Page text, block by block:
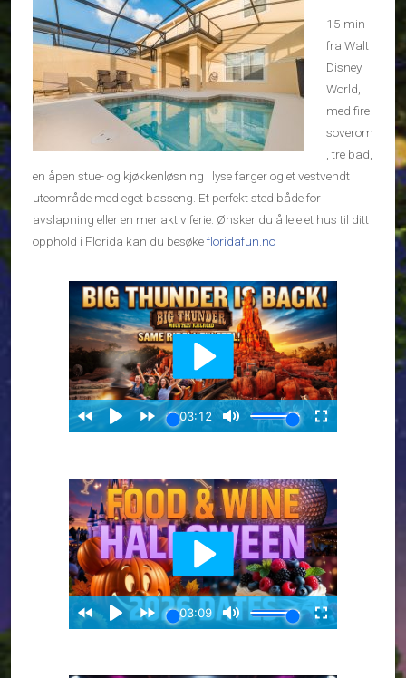
15 min
fra Walt
Disney
World,
med fire
soverom
, tre bad,
en åpen stue- og kjøkkenløsning i lyse farger og et vestvendt
uteområde med eget basseng. Et perfekt sted både for
avslapning eller en mer aktiv ferie. Ønsker du å leie et hus til ditt
opphold i Florida kan du besøkefloridafun.no